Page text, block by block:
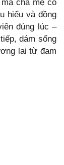
cha mẹ có
hiểu và đồng
đúng lúc –
dám sống
lai từ đam